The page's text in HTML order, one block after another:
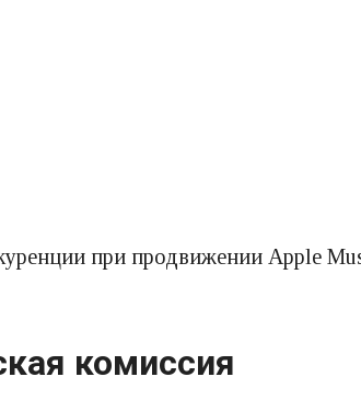
при продвижении Apple
комиссия